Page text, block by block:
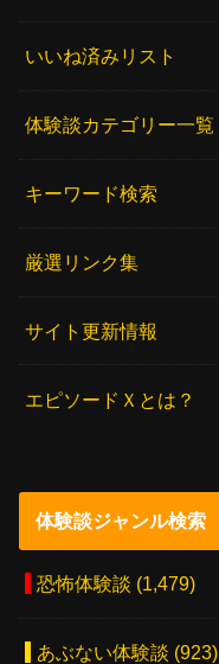
いいね済みリスト
体験談カテゴリー一覧
キーワード検索
厳選リンク集
サイト更新情報
エピソードＸとは？
体験談ジャンル検索
恐怖体験談 (1,479)
あぶない体験談 (923)